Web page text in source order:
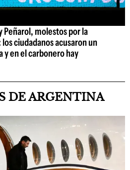
molestos por la
ciudadanos acusaron un
y en el carbonero hay
DE ARGENTINA